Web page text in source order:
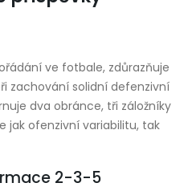
ve fotbale, zdůrazňuje
zachování solidní defenzivní
dva obránce, tři záložníky
jak ofenzivní variabilitu, tak
2-3-5